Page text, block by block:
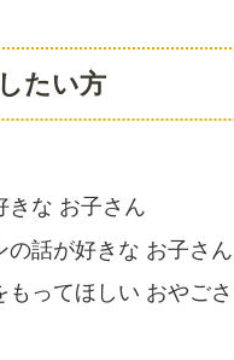
たい方
きな お子さん
の話が好きな お子さん
もってほしい おやご